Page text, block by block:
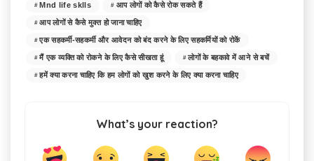
Mnd life sklls आप लोगों को कैसे रोक सकते हैं
आप लोगों से कैसे मुक्त हो जाना चाहिए
एक सहकर्मी-सहकर्मी और आवेदन को बंद करने के लिए सहकर्मियों को रोकें
मैं एक व्यक्ति को रोकने के लिए कैसे सीखता हूं लोगों के बहकावे में आने से बचें
हमें क्या करना चाहिए कि हम लोगों को खुश करने के लिए क्या करना चाहिए
What’s your reaction?